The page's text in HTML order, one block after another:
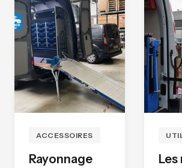
ACCESSOIRES
Rayonnage
Les